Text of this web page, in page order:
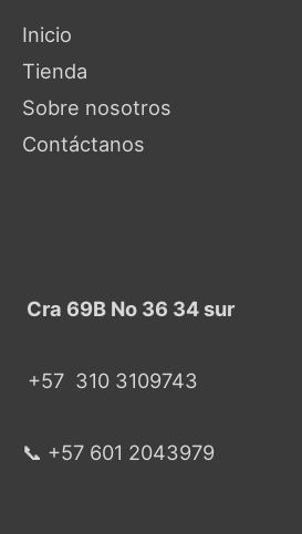
Inicio
Tienda
Sobre nosotros
Contáctanos
Cra 69B No 36 34 sur
+57 310 3109743
📞 +57 601 2043979